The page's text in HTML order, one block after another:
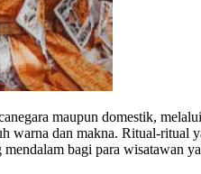
maupun domestik,
warna dan makna. Ritual-
bagi para wisatawan